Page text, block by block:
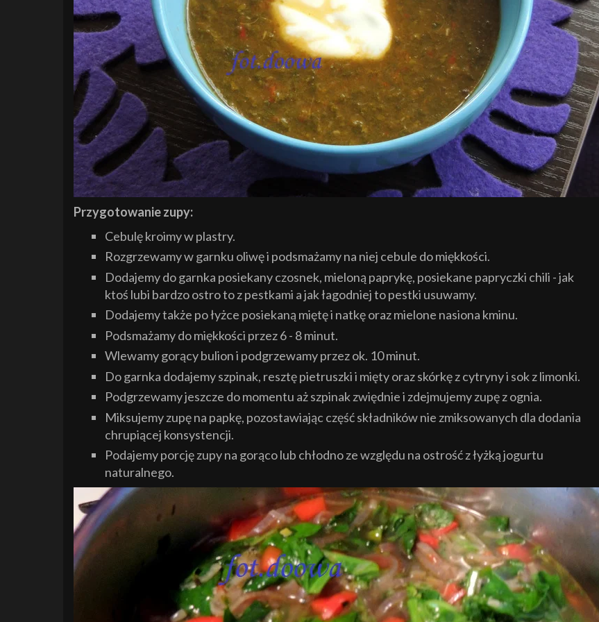
Przygotowanie zupy:
Cebulę kroimy w plastry.
Rozgrzewamy w garnku oliwę i podsmażamy na niej cebule do miękkości.
Dodajemy do garnka posiekany czosnek, mieloną paprykę, posiekane papryczki chili - jak
ktoś lubi bardzo ostro to z pestkami a jak łagodniej to pestki usuwamy.
Dodajemy także po łyżce posiekaną miętę i natkę oraz mielone nasiona kminu.
Podsmażamy do miękkości przez 6 - 8 minut.
Wlewamy gorący bulion i podgrzewamy przez ok. 10 minut.
Do garnka dodajemy szpinak, resztę pietruszki i mięty oraz skórkę z cytryny i sok z limonki.
Podgrzewamy jeszcze do momentu aż szpinak zwiędnie i zdejmujemy zupę z ognia.
Miksujemy zupę na papkę, pozostawiając część składników nie zmiksowanych dla dodania
chrupiącej konsystencji.
Podajemy porcję zupy na gorąco lub chłodno ze względu na ostrość z łyżką jogurtu
naturalnego.